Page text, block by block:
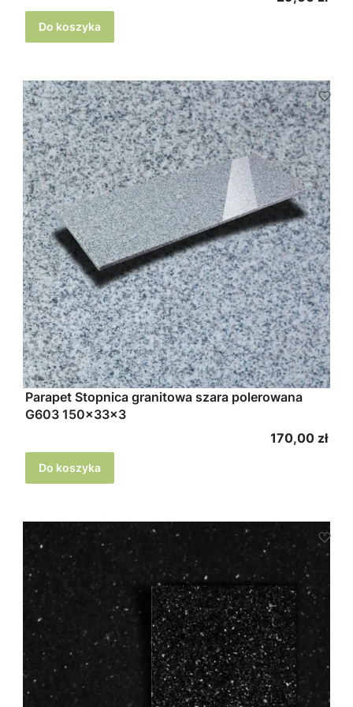
Do koszyka
Parapet Stopnica granitowa szara polerowana
G603 150x33x3
Cena
170,00 zł
Do koszyka